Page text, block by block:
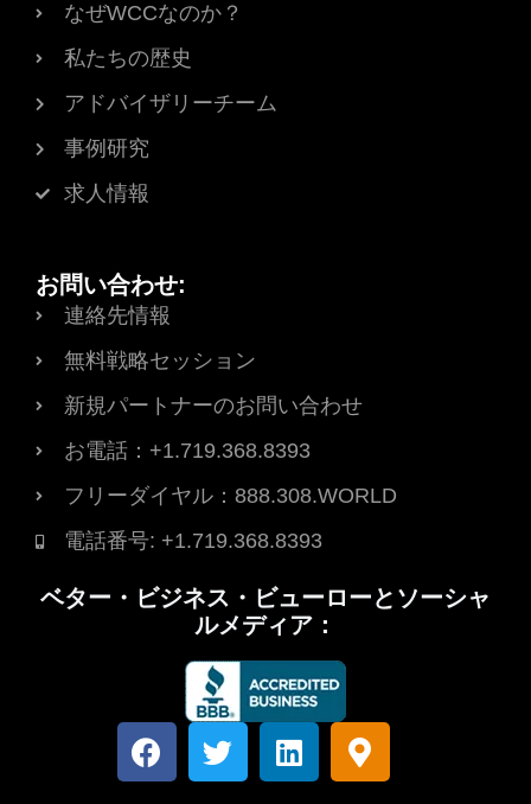
なぜWCCなのか？
私たちの歴史
アドバイザリーチーム
事例研究
求人情報
お問い合わせ:
連絡先情報
無料戦略セッション
新規パートナーのお問い合わせ
お電話：+1.719.368.8393
フリーダイヤル：888.308.WORLD
電話番号: +1.719.368.8393
ベター・ビジネス・ビューローとソーシャ
ルメディア：
フ
ェ
T
w
L
i
マ
ッ